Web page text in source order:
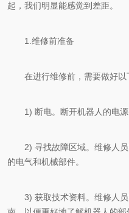
起，我们明显能感觉到差距。
1.维修前准备
在进行维修前，需要做好以
1) 断电。断开机器人的电源
2) 寻找故障区域。维修人员
的电气和机械部件。
3) 获取技术资料。维修人员